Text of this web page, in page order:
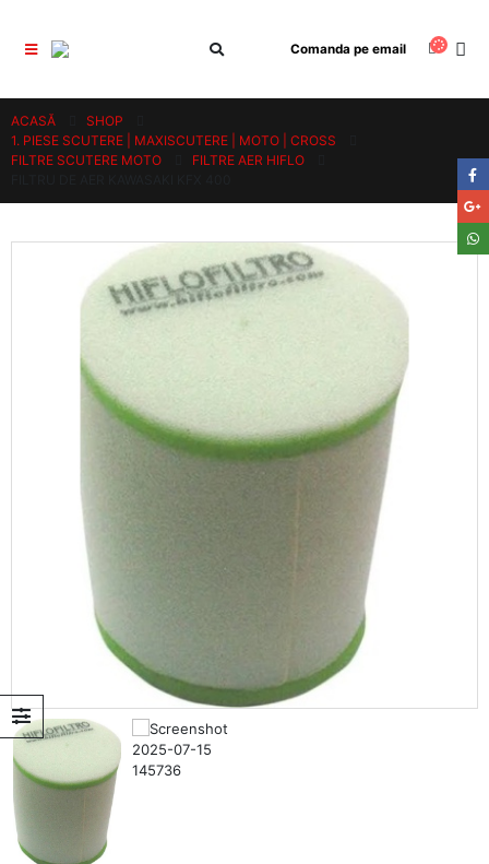
Comanda pe email
ACASĂ
SHOP
1. PIESE SCUTERE | MAXISCUTERE | MOTO | CROSS
FILTRE SCUTERE MOTO
FILTRE AER HIFLO